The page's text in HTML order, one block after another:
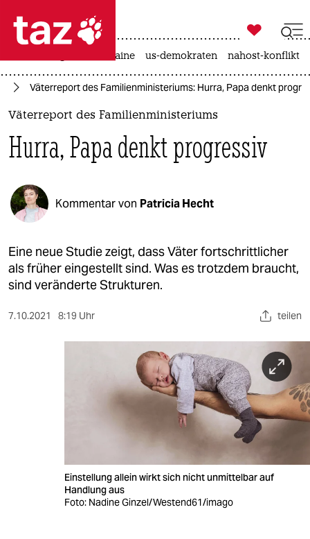
 taz zahl ich
taz zahl ich
themen
politik
öko
gesellschaft
kultur
sport
berlin

taz zahl ich
krieg in der ukraine us-demokraten nahost-konflikt
Väterreport des Familienministeriums: Hurra, Papa denkt
Väterreport des Familienministeriums
Hurra, Papa denkt progressiv
Kommentar von Patricia Hecht
Eine neue Studie zeigt, dass Väter fortschrittlicher
als früher eingestellt sind. Was es trotzdem braucht,
sind veränderte Strukturen.
7.10.2021 8:19 Uhr teilen
Einstellung allein wirkt sich nicht unmittelbar auf
Handlung aus
Foto: Nadine Ginzel/Westend61/imago